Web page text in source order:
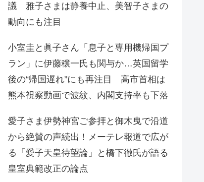
議 雅子さまは静養中止、美智子さまの
動向にも注目
小室圭と眞子さん「息子と専用機帰国プ
ラン」に伊藤穣一氏も関与か…英国留学
後の“帰国遅れ”にも再注目 高市首相は
熊本視察動画で波紋、内閣支持率も下落
愛子さま伊勢神宮ご参拝と御木曳で沿道
から絶賛の声続出！メーテレ報道で広が
る「愛子天皇待望論」と橋下徹氏が語る
皇室典範改正の論点